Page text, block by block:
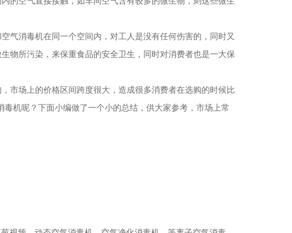
气消毒机在同一个空间内，对工人是没有任何伤害的，同时又
所污染，来保重食品的安全卫生，同时对消费者也是一大保
场上的价格区间跨度很大，造成很多消费者在选购的时候比
呢？下面小编做了一个小的总结，供大家参考，市场上常